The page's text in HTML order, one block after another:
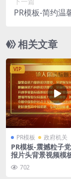
PR模板-简约温
相关文章
VIP
PR模板 政府机关
PR模板-震撼粒子
报片头背景视频模
702